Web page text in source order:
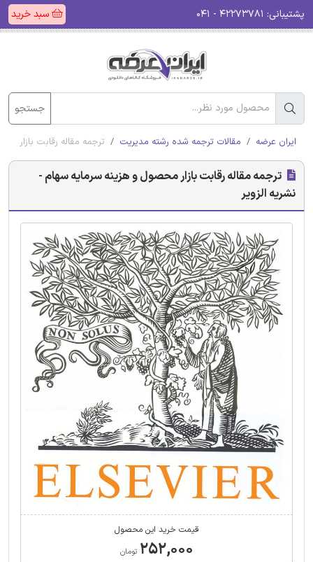
پشتیبانی: سبد خرید
جستجو
ایران عرضه مقالات ترجمه شده رشته مدیریت ترجمه مقاله رقابت بازار
ترجمه مقاله رقابت بازار محصول و هزینه سرمایه سهام -
نشریه الزویر
قیمت خرید این محصول
۲۵۲,۰۰۰ تومان